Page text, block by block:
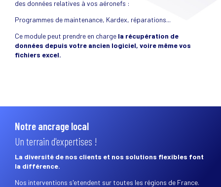
des données relatives à vos aéronefs :
Programmes de maintenance, Kardex, réparations...
Ce module peut prendre en charge la récupération de
données depuis votre ancien logiciel, voire même vos
fichiers excel.
Notre ancrage local
Un terrain d'expertises !
La diversité de nos clients et nos solutions flexibles font
la différence.
Nos interventions s'etendent sur toutes les régions de France.